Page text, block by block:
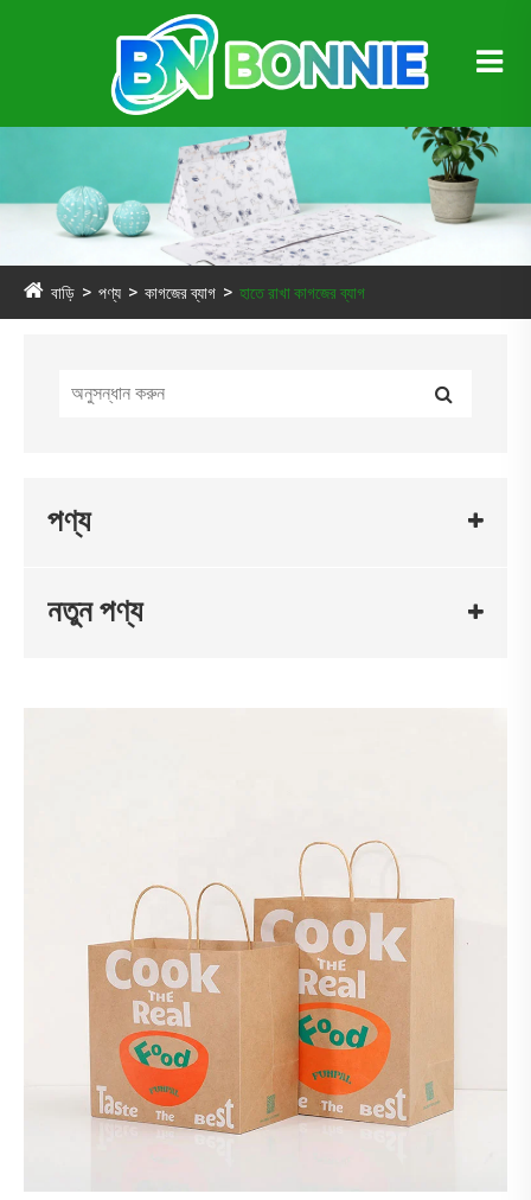
বাড়ি পণ্য কাগজের ব্যাগ হাতে রাখা কাগজের ব্যাগ
পণ্য
নতুন পণ্য